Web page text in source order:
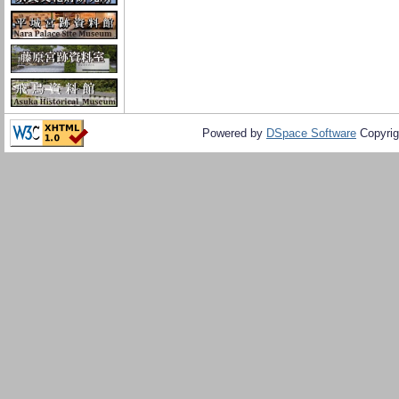
Powered by DSpace Software